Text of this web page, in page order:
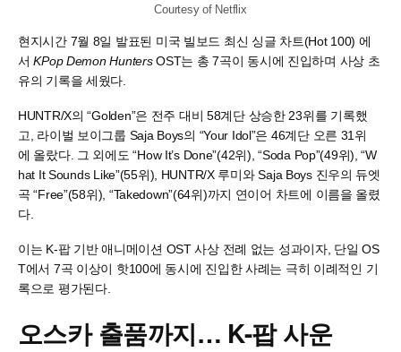
Courtesy of Netflix
현지시간 7월 8일 발표된 미국 빌보드 최신 싱글 차트(Hot 100) 에
서KPop Demon HuntersOST는 총 7곡이 동시에 진입하며 사상 초
유의 기록을 세웠다.
HUNTR/X의 “Golden”은 전주 대비 58계단 상승한 23위를 기록했
고, 라이벌 보이그룹 Saja Boys의 “Your Idol”은 46계단 오른 31위
에 올랐다. 그 외에도 “How It’s Done”(42위), “Soda Pop”(49위), “W
hat It Sounds Like”(55위), HUNTR/X 루미와 Saja Boys 진우의 듀엣
곡 “Free”(58위), “Takedown”(64위)까지 연이어 차트에 이름을 올렸
다.
이는 K-팝 기반 애니메이션 OST 사상 전례 없는 성과이자, 단일 OS
T에서 7곡 이상이 핫100에 동시에 진입한 사례는 극히 이례적인 기
록으로 평가된다.
오스카 출품까지… K-팝 사운